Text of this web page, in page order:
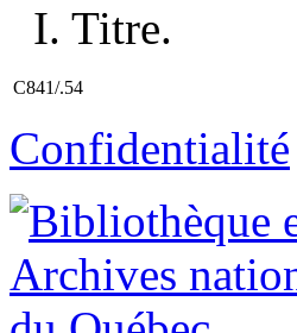
I. Titre.
C841/.54
Confidentialité